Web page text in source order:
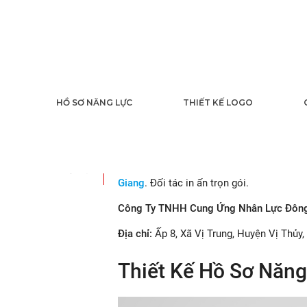
HỒ SƠ NĂNG LỰC THIẾT KẾ LOGO
Thiết Kế Hồ Sơ
Giang. Đối tác in ấn trọn gói.
Công Ty TNHH Cung Ứng Nhân Lực
Địa chỉ: Ấp 8, Xã Vị Trung, Huyện Vị
Thiết Kế Hồ Sơ